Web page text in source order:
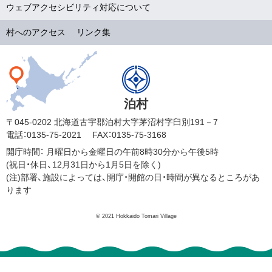
ウェブアクセシビリティ対応について
村へのアクセス リンク集
泊村
〒045-0202 北海道古宇郡泊村大字茅沼村字臼別191－7
電話：0135-75-2021
FAX：0135-75-3168
開庁時間： 月曜日から金曜日の午前8時30分から午後5時
(祝日・休日、12月31日から1月5日を除く)
(注)部署、施設によっては、開庁・開館の日・時間が異なるところがあ
ります
© 2021 Hokkaido Tomari Village